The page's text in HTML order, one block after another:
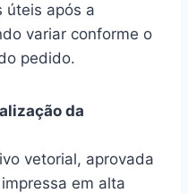
úteis após a
variar conforme o
pedido.
da
vetorial, aprovada
em alta